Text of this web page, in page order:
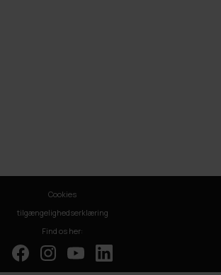
Cookies
tilgængelighedserklæring
Find os her: